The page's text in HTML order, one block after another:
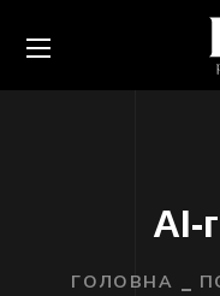
AI-
ГОЛОВНА